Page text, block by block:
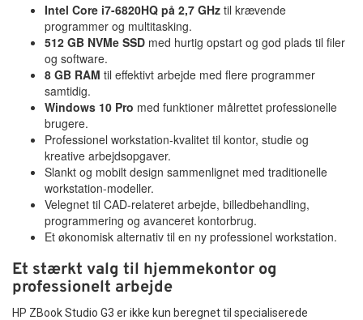
Intel Core i7-6820HQ på 2,7 GHz til krævende
programmer og multitasking.
512 GB NVMe SSD med hurtig opstart og god plads til filer
og software.
8 GB RAM til effektivt arbejde med flere programmer
samtidig.
Windows 10 Pro med funktioner målrettet professionelle
brugere.
Professionel workstation-kvalitet til kontor, studie og
kreative arbejdsopgaver.
Slankt og mobilt design sammenlignet med traditionelle
workstation-modeller.
Velegnet til CAD-relateret arbejde, billedbehandling,
programmering og avanceret kontorbrug.
Et økonomisk alternativ til en ny professionel workstation.
Et stærkt valg til hjemmekontor og
professionelt arbejde
HP ZBook Studio G3 er ikke kun beregnet til specialiserede